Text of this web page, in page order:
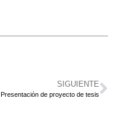
SIGUIENTE
Presentación de proyecto de tesis